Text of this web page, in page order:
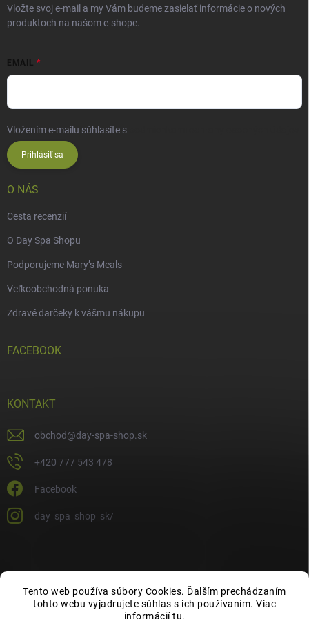
Tento web používa súbory Cookies. Ďalším prechádzaním
tohto webu vyjadrujete súhlas s ich používaním. Viac
informáciítu.
Vložte svoj e-mail a my Vám budeme zasielať informácie o nových
produktoch na našom e-shope.
EMAIL
Vložením e-mailu súhlasíte s
Prihlásiť sa
O NÁS
Cesta recenzií
O Day Spa Shopu
Podporujeme Mary’s Meals
Veľkoobchodná ponuka
Zdravé darčeky k vášmu nákupu
FACEBOOK
KONTAKT
obchod@day-spa-shop.sk
+420 777 543 478
Facebook
day_spa_shop_sk/